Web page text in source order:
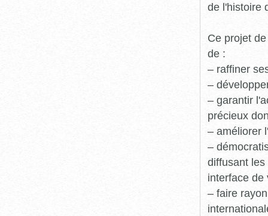
de l'histoire
Ce projet
de :
– raffiner
–
– garantir
précieux
– améliorer
–
diffusant
interface de
– faire